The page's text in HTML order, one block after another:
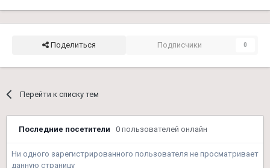
Поделиться Подписчики 0
Перейти к списку тем
Последние посетители 0 пользователей онлайн
Ни одного зарегистрированного пользователя не просматривает
данную страницу